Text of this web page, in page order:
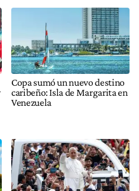
Copa sumó un nuevo destino
caribeño: Isla de Margarita en
Venezuela